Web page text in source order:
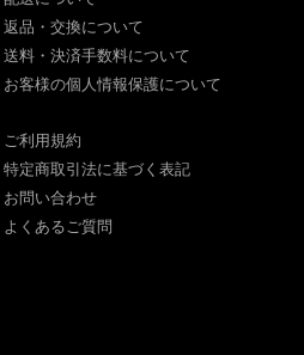
返品・交換について
送料・決済手数料について
お客様の個人情報保護について
ご利用規約
特定商取引法に基づく表記
お問い合わせ
よくあるご質問